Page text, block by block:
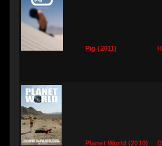
Pig (2011)
Planet World (2010)